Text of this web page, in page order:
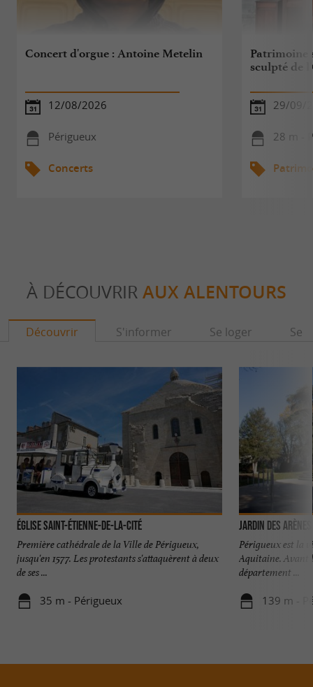
Concert d'orgue : Antoine Metelin
12/08/2026
Périgueux
Concerts
Patrimoine
sculpté de
29/09/
28 m -
À DÉCOUVRIR AUX ALENTOURS
Découvrir S'informer Se loger Se
Église Saint-Étienne-de-la-Cité
Première cathédrale de la Ville de Périgueux,
jusqu'en 1577. Les protestants s'attaquèrent à deux
de ses ...
35 m - Périgueux
Jardin des Arènes
Périgueux est la
Aquitaine. Avant
département ...
139 m -